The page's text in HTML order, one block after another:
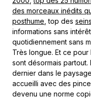
des morceaux inédits
posthume, top des
informations sans
quotidiennement sans
Très longue. Et ce pour
sont désormais
dernier dans le
accueilli avec des
devenu une norme